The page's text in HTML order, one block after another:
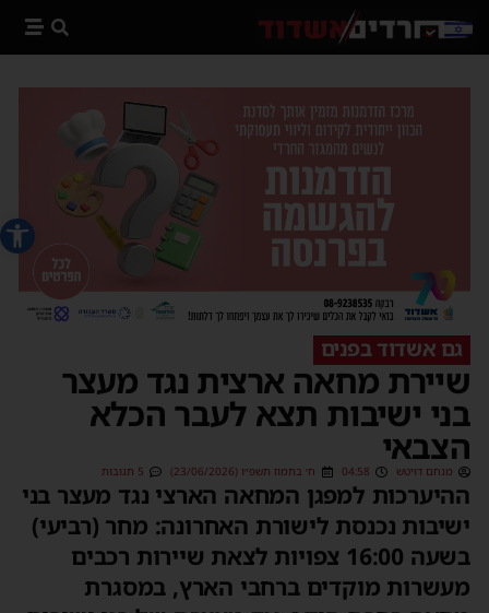
פתח
גם אשדוד בפנים
שיירת מחאה ארצית נגד מעצר
בני ישיבות תצא לעבר הכלא
הצבאי
מנחם דויטש 04:58 ח׳ בתמוז תשפ״ו (23/06/2026) 5 תגובות
ההיערכות למפגן המחאה הארצי נגד מעצר בני
ישיבות נכנסת לישורת האחרונה: מחר (רביעי)
בשעה 16:00 צפויות לצאת שיירות רכבים
מעשרות מוקדים ברחבי הארץ, במסגרת